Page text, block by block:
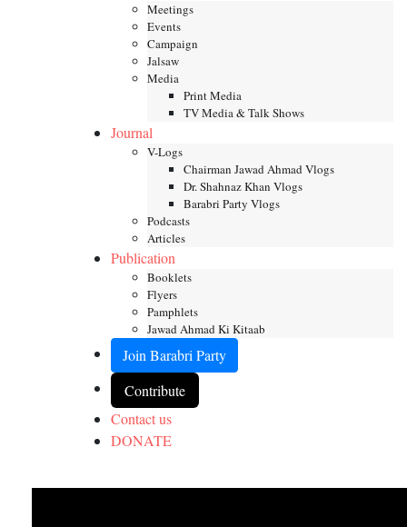
Meetings
Events
Campaign
Jalsaw
Media
Print Media
TV Media & Talk Shows
Journal
V-Logs
Chairman Jawad Ahmad Vlogs
Dr. Shahnaz Khan Vlogs
Barabri Party Vlogs
Podcasts
Articles
Publication
Booklets
Flyers
Pamphlets
Jawad Ahmad Ki Kitaab
Join Barabri Party
Contribute
Contact us
DONATE